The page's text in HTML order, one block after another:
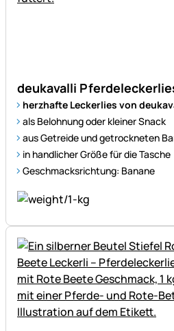
deukavalli
herzhafte Leckerlies von
als Belohnung oder kleiner Snack
aus Getreide und getrockneten
in handlicher Größe für die Tasche
Geschmacksrichtung: Banane